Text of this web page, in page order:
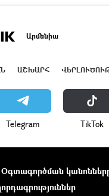
Արմենիա
ԱՇԽԱՐՀ
Telegram ТikТоk
Օգտագործման